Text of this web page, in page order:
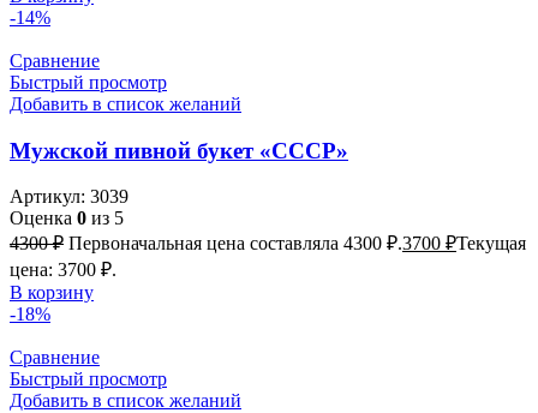
-14%
Сравнение
Быстрый просмотр
Добавить в список желаний
Мужской пивной букет «СССР»
Артикул: 3039
Оценка 0 из 5
4300₽ Первоначальная цена составляла 4300 ₽.3700 ₽Текущая
цена: 3700 ₽.
В корзину
-18%
Сравнение
Быстрый просмотр
Добавить в список желаний